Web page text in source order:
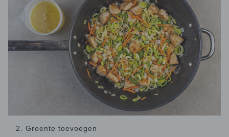
2. Groente toevoegen